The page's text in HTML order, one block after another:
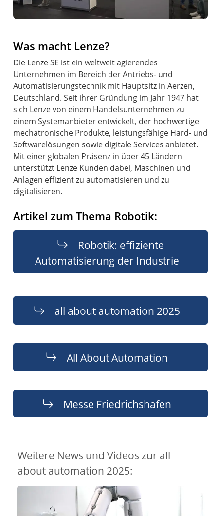
Was macht Lenze?
Die Lenze SE ist ein weltweit agierendes
Unternehmen im Bereich der Antriebs- und
Automatisierungstechnik mit Hauptsitz in Aerzen,
Deutschland. Seit ihrer Gründung im Jahr 1947 hat
sich Lenze von einem Handelsunternehmen zu
einem Systemanbieter entwickelt, der hochwertige
mechatronische Produkte, leistungsfähige Hard- und
Softwarelösungen sowie digitale Services anbietet.
Mit einer globalen Präsenz in über 45 Ländern
unterstützt Lenze Kunden dabei, Maschinen und
Anlagen effizient zu automatisieren und zu
digitalisieren.
Artikel zum Thema Robotik:
Robotik: effiziente
Automatisierung der Industrie
all about automation 2025
All About Automation
Messe Friedrichshafen
Weitere News und Videos zur all
about automation 2025: